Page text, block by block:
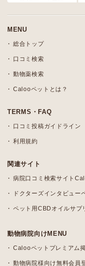
MENU
総合トップ
口コミ検索
動物薬検索
Calooペットとは？
TERMS・FAQ
口コミ投稿ガイドライン
利用規約
関連サイト
病院口コミ検索サイト
ドクターズインタビュー
ペット用CBDオイルサプ
動物病院向けMENU
Calooペットプレミアム
動物病院様向け無料会員